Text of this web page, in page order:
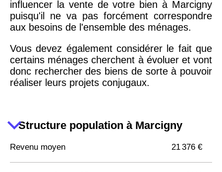
influencer la vente de votre bien à Marcigny
puisqu'il ne va pas forcément correspondre
aux besoins de l'ensemble des ménages.
Vous devez également considérer le fait que
certains ménages cherchent à évoluer et vont
donc rechercher des biens de sorte à pouvoir
réaliser leurs projets conjugaux.
Structure population à Marcigny
Revenu moyen 21 376 €